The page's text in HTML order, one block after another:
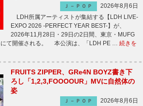
Ｊ－ＰＯＰ
2026年8月6日
LDH所属アーティストが集結する【LDH LIVE-
EXPO 2026 -PERFECT YEAR BEST-】が、
2026年11月28日・29日の2日間、東京・MUFG
にて開催される。 本公演は、「LDH PE … 続きを
FRUITS ZIPPER、GRe4N BOYZ書き下
ろし「1,2,3,FOOOOUR」MVに自然体の
姿
Ｊ－ＰＯＰ
2026年8月6日